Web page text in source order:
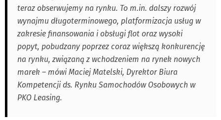
teraz obserwujemy na rynku. To m.in. dalszy rozwój
wynajmu długoterminowego, platformizacja usług w
zakresie finansowania i obsługi flot oraz wysoki
popyt, pobudzany poprzez coraz większą konkurencję
na rynku, związaną z wchodzeniem na rynek nowych
marek – mówi Maciej Matelski, Dyrektor Biura
Kompetencji ds. Rynku Samochodów Osobowych w
PKO Leasing.